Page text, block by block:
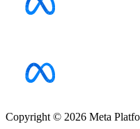
Copyright © 2026 Meta